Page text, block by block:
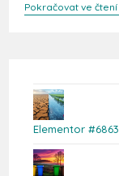
Pokračovat ve čtení
Elementor #6863